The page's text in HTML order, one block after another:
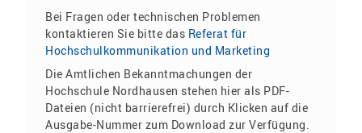
Bei Fragen oder technischen Problemen
kontaktieren Sie bitte das Referat für
Hochschulkommunikation und Marketing
Die Amtlichen Bekanntmachungen der
Hochschule Nordhausen stehen hier als PDF-
Dateien (nicht barrierefrei) durch Klicken auf die
Ausgabe-Nummer zum Download zur Verfügung.